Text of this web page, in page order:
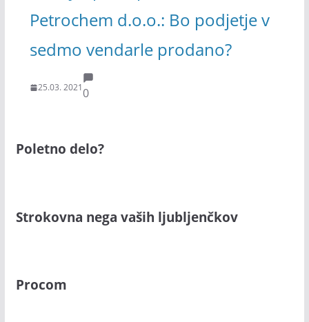
Petrochem d.o.o.: Bo podjetje v
sedmo vendarle prodano?
25.03. 20210
Poletno delo?
Strokovna nega vaših ljubljenčkov
Procom